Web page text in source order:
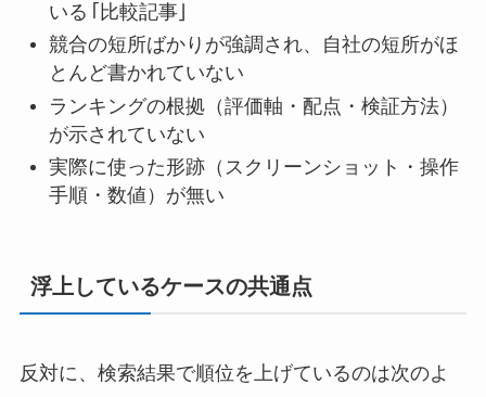
いる「比較記事」
競合の短所ばかりが強調され、自社の短所がほ
とんど書かれていない
ランキングの根拠（評価軸・配点・検証方法）
が示されていない
実際に使った形跡（スクリーンショット・操作
手順・数値）が無い
浮上しているケースの共通点
反対に、検索結果で順位を上げているのは次のよ